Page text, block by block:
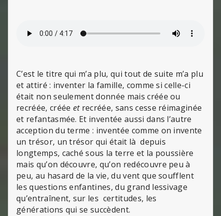
C’est le titre qui m’a plu, qui tout de suite m’a plu
et attiré : inventer la famille, comme si celle-ci
était non seulement donnée mais créée ou
recréée, créée etrecréée, sans cesse réimaginée
et refantasmée. Et inventée aussi dans l’autre
acception du terme : inventée comme on invente
un trésor, un trésor qui était là depuis
longtemps, caché sous la terre et la poussière
mais qu’on découvre, qu’on redécouvre peu à
peu, au hasard de la vie, du vent que soufflent
les questions enfantines, du grand lessivage
qu’entraînent, sur les certitudes, les
générations qui se succèdent.